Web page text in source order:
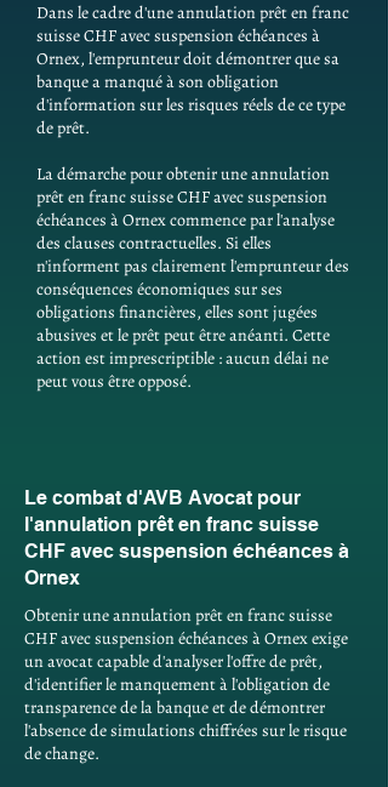
Dans le cadre d'une annulation prêt en franc
suisse CHF avec suspension échéances à
Ornex, l'emprunteur doit démontrer que sa
banque a manqué à son obligation
d'information sur les risques réels de ce type
de prêt.
La démarche pour obtenir une annulation
prêt en franc suisse CHF avec suspension
échéances à Ornex commence par l'analyse
des clauses contractuelles. Si elles
n'informent pas clairement l'emprunteur des
conséquences économiques sur ses
obligations financières, elles sont jugées
abusives et le prêt peut être anéanti. Cette
action est imprescriptible : aucun délai ne
peut vous être opposé.
Le combat d'AVB Avocat pour
l'annulation prêt en franc suisse
CHF avec suspension échéances à
Ornex
Obtenir une annulation prêt en franc suisse
CHF avec suspension échéances à Ornex exige
un avocat capable d'analyser l'offre de prêt,
d'identifier le manquement à l'obligation de
transparence de la banque et de démontrer
l'absence de simulations chiffrées sur le risque
de change.